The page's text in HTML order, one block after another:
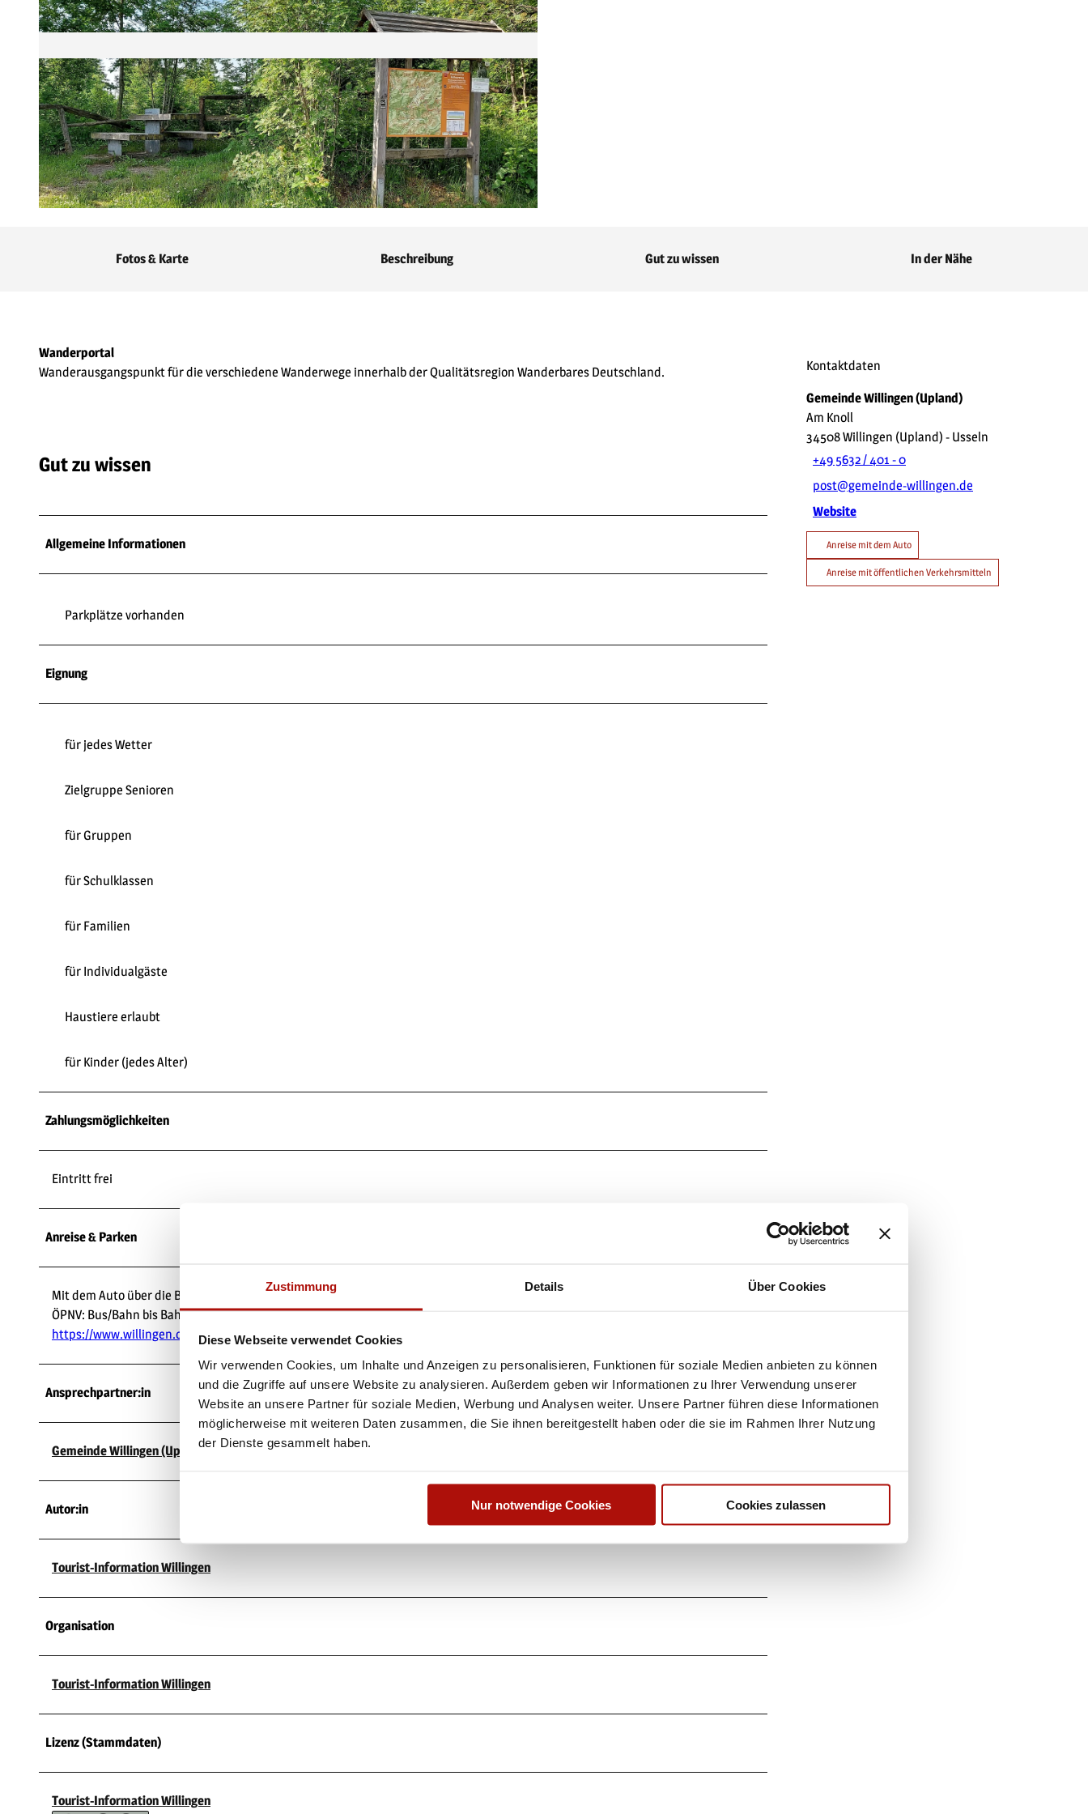
Zustimmung Details Über Cookies
Diese Webseite verwendet Cookies
Wir verwenden Cookies, um Inhalte und Anzeigen zu personalisieren, Funktionen für soziale Medien anbieten zu können
und die Zugriffe auf unsere Website zu analysieren. Außerdem geben wir Informationen zu Ihrer Verwendung unserer
Website an unsere Partner für soziale Medien, Werbung und Analysen weiter. Unsere Partner führen diese Informationen
möglicherweise mit weiteren Daten zusammen, die Sie ihnen bereitgestellt haben oder die sie im Rahmen Ihrer Nutzung
der Dienste gesammelt haben.
Nur notwendige Cookies Cookies zulassen
Fotos & Karte Beschreibung Gut zu wissen In der Nähe
Wanderportal
Wanderausgangspunkt für die verschiedene Wanderwege innerhalb der Qualitätsregion Wanderbares Deutschland.
Gut zu wissen
Allgemeine Informationen
Parkplätze vorhanden
Eignung
für jedes Wetter
Zielgruppe Senioren
für Gruppen
für Schulklassen
für Familien
für Individualgäste
Haustiere erlaubt
für Kinder (jedes Alter)
Zahlungsmöglichkeiten
Eintritt frei
Anreise & Parken
Mit dem Auto über die B251
ÖPNV: Bus/Bahn bis Bahnhof Willingen, weiter mit Bus oder Anrufsammeltaxi (diverse Haltestellen in allen Ortsteilen)
https://www.willingen.de/anreise
Ansprechpartner:in
Gemeinde Willingen (Upland)
Autor:in
Tourist-Information Willingen
Organisation
Tourist-Information Willingen
Lizenz (Stammdaten)
Tourist-Information Willingen
Kontaktdaten
Gemeinde Willingen (Upland)
Am Knoll
34508Willingen (Upland) - Usseln
+49 5632 / 401 - 0
post@gemeinde-willingen.de
Website
Anreise mit dem Auto
Anreise mit öffentlichen Verkehrsmitteln